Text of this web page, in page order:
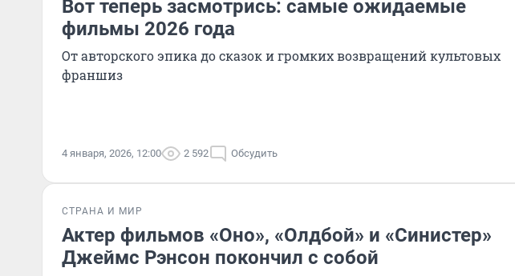
Вот теперь засмотрись: самые ожидаемые
фильмы 2026 года
От авторского эпика до сказок и громких возвращений культовых
франшиз
4 января, 2026, 12:00 2 592 Обсудить
СТРАНА И МИР
Актер фильмов «Оно», «Олдбой» и «Синистер»
Джеймс Рэнсон покончил с собой